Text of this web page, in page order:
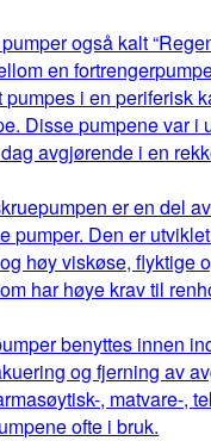
også kalt
en
i en periferisk
Disse pumpene var i
avgjørende i en
er en del
pumper. Den er
høy viskøse, flyktige
har høye krav til
benyttes innen
og fjerning av
, matvare-,
ofte i bruk.